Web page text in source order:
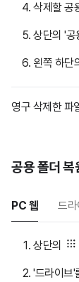
삭제할 공
상단의 '공
왼쪽 하단
영구 삭제한 파
공용 폴더 복
PC 웹 드라
상단의
'드라이브'